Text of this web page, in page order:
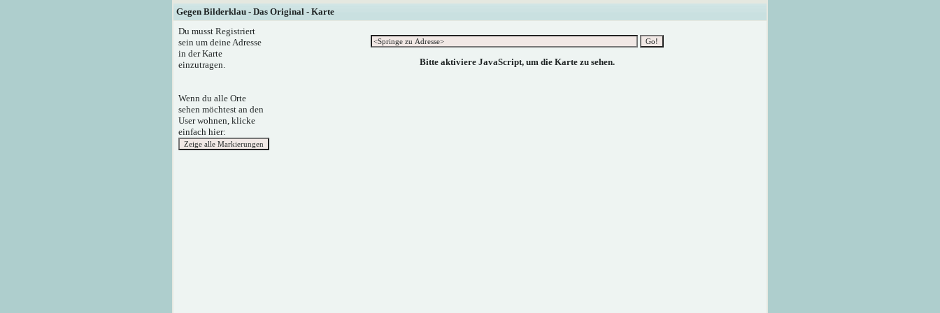
Gegen Bilderklau - Das Original - Karte
Du musst Registriert
sein um deine Adresse
in der Karte
einzutragen.
Wenn du alle Orte
sehen möchtest an den
User wohnen, klicke
einfach hier:
Bitte aktiviere JavaScript, um die Karte zu sehen.